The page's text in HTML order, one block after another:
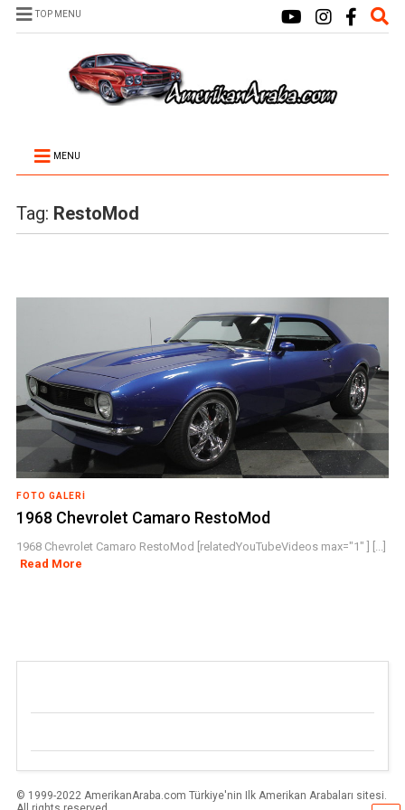
TOP MENU
MENU
Tag: RestoMod
FOTO GALERI
1968 Chevrolet Camaro RestoMod
1968 Chevrolet Camaro RestoMod [relatedYouTubeVideos max="1" ] [...]
Read More
© 1999-2022 AmerikanAraba.com Türkiye'nin Ilk Amerikan Arabaları sitesi.